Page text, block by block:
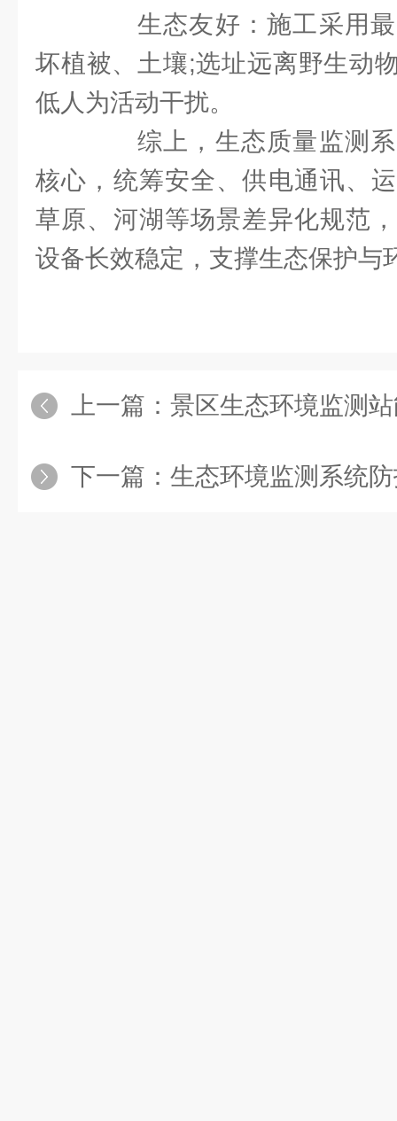
生态友好：施工采用最
坏植被、土壤;选址远离野生动
低人为活动干扰。
综上，生态质量监测系
核心，统筹安全、供电通讯、
草原、河湖等场景差异化规范
设备长效稳定，支撑生态保护与
上一篇： 景区生态环境监测站能否
下一篇： 生态环境监测系统防护